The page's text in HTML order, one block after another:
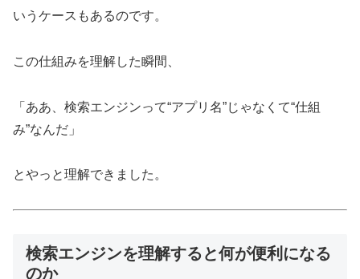
いうケースもあるのです。
この仕組みを理解した瞬間、
「ああ、検索エンジンって“アプリ名”じゃなくて“仕組
み”なんだ」
とやっと理解できました。
検索エンジンを理解すると何が便利になる
のか